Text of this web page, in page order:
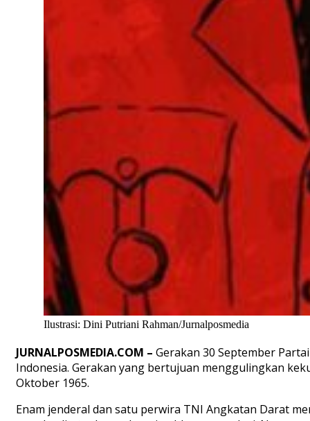
Ilustrasi: Dini Putriani Rahman/Jurnalposmedia
JURNALPOSMEDIA.COM – Gerakan 30 September
Indonesia. Gerakan yang bertujuan menggulingkan
Oktober 1965.
Enam jenderal dan satu perwira TNI Angkatan Darat